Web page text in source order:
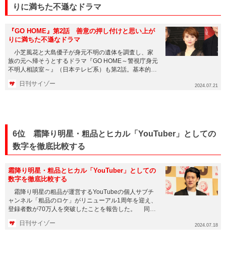
りに満ちた不遜なドラマ
『GO HOME』第2話 善意の押し付けと思い上が
りに満ちた不遜なドラマ
小芝風花と大島優子が身元不明の遺体を調査し、家
族の元へ帰そうとするドラマ『GO HOME～警視庁身元
不明人相談室～』（日本テレビ系）も第2話。基本的に
日刊サイゾー 2024.07.21
6位 霜降り明星・粗品とヒカル「YouTuber」としての
数字を徹底比較する
霜降り明星・粗品とヒカル「YouTuber」としての
数字を徹底比較する
霜降り明星の粗品が運営するYouTubeの個人サブチ
ャンネル「粗品のロケ」がリニューアル1周年を迎え、
登録者数が70万人を突破したことを報告した。 同チ
日刊サイゾー 2024.07.18